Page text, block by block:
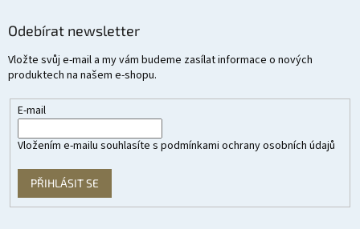
Odebírat newsletter
Vložte svůj e-mail a my vám budeme zasílat informace o nových
produktech na našem e-shopu.
E-mail
Vložením e-mailu souhlasíte s podmínkami ochrany osobních údajů
PŘIHLÁSIT SE